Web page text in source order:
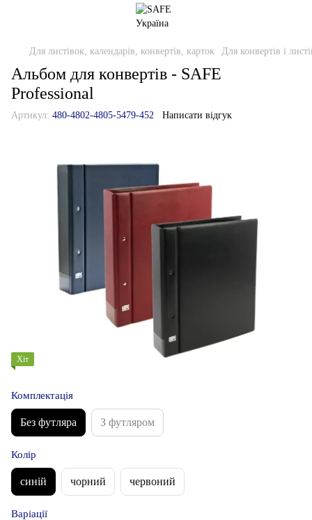
Для листівок, календарів, конвертів, карток Для конвертів і
Альбом для конвертів - SAFE
Professional
Артикул: 480-4802-4805-5479-452 Написати відгук
Хіт
Комплектація
Без футляра З футляром
Колір
синій чорний червоний
Варіації